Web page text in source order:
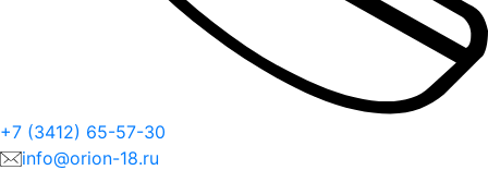
+7 (3412) 65-57-30
info@orion-18.ru